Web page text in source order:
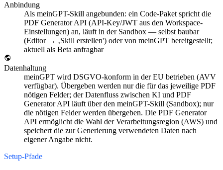
Anbindung
Als meinGPT-Skill angebunden: ein Code-Paket spricht die
PDF Generator API (API-Key/JWT aus den Workspace-
Einstellungen) an, läuft in der Sandbox — selbst baubar
(Editor → ‚Skill erstellen') oder von meinGPT bereitgestellt;
aktuell als Beta anfragbar
Datenhaltung
meinGPT wird DSGVO-konform in der EU betrieben (AVV
verfügbar). Übergeben werden nur die für das jeweilige PDF
nötigen Felder; der Datenfluss zwischen KI und PDF
Generator API läuft über den meinGPT-Skill (Sandbox); nur
die nötigen Felder werden übergeben. Die PDF Generator
API ermöglicht die Wahl der Verarbeitungsregion (AWS) und
speichert die zur Generierung verwendeten Daten nach
eigener Angabe nicht.
Setup-Pfade